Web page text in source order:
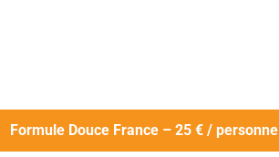
Formule Douce France – 25 € / personne